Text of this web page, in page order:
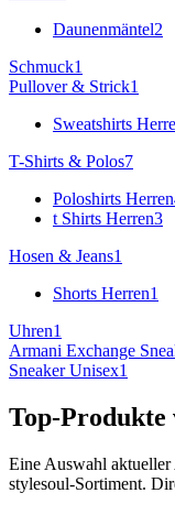
Daunenmäntel2
Schmuck1
Pullover & Strick1
Sweatshirts
T-Shirts & Polos7
Poloshirts Herren
t Shirts Herren3
Hosen & Jeans1
Shorts Herren1
Uhren1
Armani Exchange
Sneaker Unisex1
Top-Produkte
Eine Auswahl aktueller
stylesoul-Sortiment.